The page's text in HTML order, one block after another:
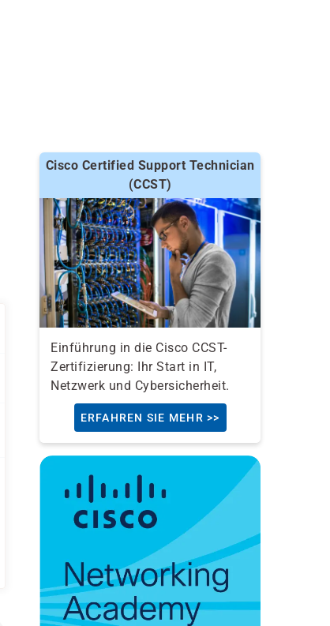
Cisco Certified Support Technician
(CCST)
Einführung in die Cisco CCST-
Zertifizierung: Ihr Start in IT,
Netzwerk und Cybersicherheit.
ERFAHREN SIE MEHR >>